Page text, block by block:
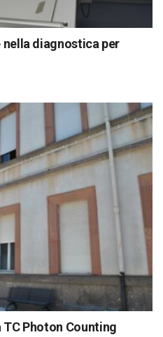
diagnostica per
TC Photon Counting